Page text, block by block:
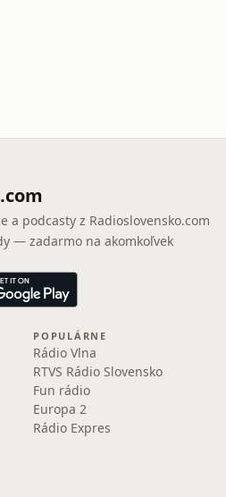
a podcasty z Radioslovensko.com
— zadarmo na akomkoľvek
POPULÁRNE
Rádio Vlna
RTVS Rádio Slovensko
Fun rádio
Europa 2
Rádio Expres